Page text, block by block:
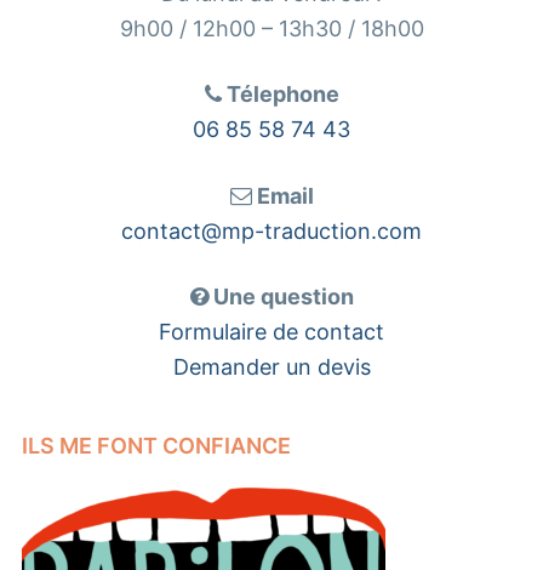
9h00 / 12h00 – 13h30 / 18h00
Télephone
06 85 58 74 43
Email
contact@mp-traduction.com
Une question
Formulaire de contact
Demander un devis
ILS ME FONT CONFIANCE